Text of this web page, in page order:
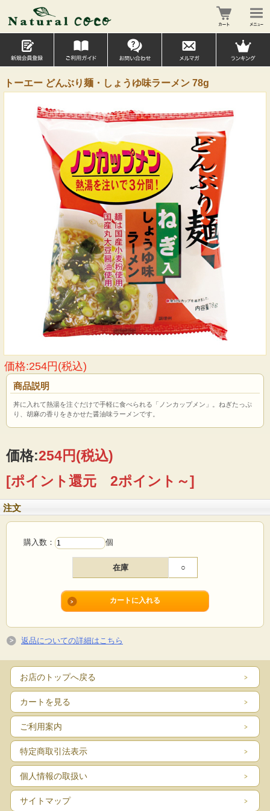
トーエー どんぶり麺・しょうゆ味ラーメン 78g
価格:254円(税込)
商品説明
丼に入れて熱湯を注ぐだけで手軽に食べられる「ノンカップメン」。ねぎたっぷ
り、胡麻の香りをきかせた醤油味ラーメンです。
価格:254円(税込)
[ポイント還元 2ポイント～]
注文
購入数： 個
在庫 ○
返品についての詳細はこちら
お店のトップへ戻る
カートを見る
ご利用案内
特定商取引法表示
個人情報の取扱い
サイトマップ